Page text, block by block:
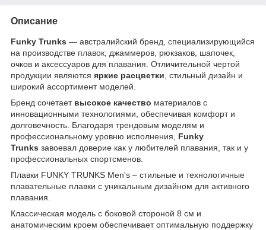
Описание
Funky Trunks — австралийский бренд, специализирующийся
на производстве плавок, джаммеров, рюкзаков, шапочек,
очков и аксессуаров для плавания. Отличительной чертой
продукции являются яркие расцветки , стильный дизайн и
широкий ассортимент моделей.
Бренд сочетает высокое качество материалов с
инновационными технологиями, обеспечивая комфорт и
долговечность. Благодаря трендовым моделям и
профессиональному уровню исполнения, Funky
Trunks завоевал доверие как у любителей плавания, так и у
профессиональных спортсменов.
Плавки FUNKY TRUNKS Men's – стильные и технологичные
плавательные плавки с уникальным дизайном для активного
плавания.
Классическая модель с боковой стороной 8 см и
анатомическим кроем обеспечивает оптимальную поддержку